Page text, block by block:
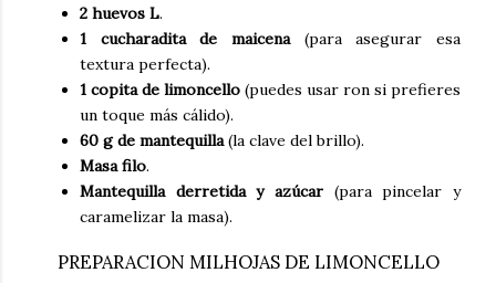
2 huevos L.
1 cucharadita de maicena(para asegurar esa
textura perfecta).
1 copita de limoncello (puedes usar ron si prefieres
un toque más cálido).
60 g de mantequilla(la clave del brillo).
Masa filo.
Mantequilla derretida y azúcar (para pincelar y
caramelizar la masa).
PREPARACION MILHOJAS DE LIMONCELLO